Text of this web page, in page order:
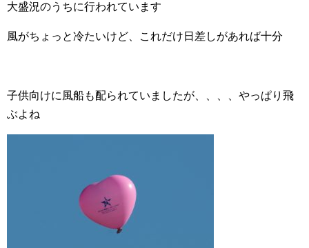
大盛況のうちに行われています
風がちょっと冷たいけど、これだけ日差しがあれば十分
子供向けに風船も配られていましたが、、、、やっぱり飛
ぶよね